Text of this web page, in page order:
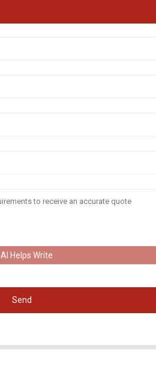
AI Helps Write
Send